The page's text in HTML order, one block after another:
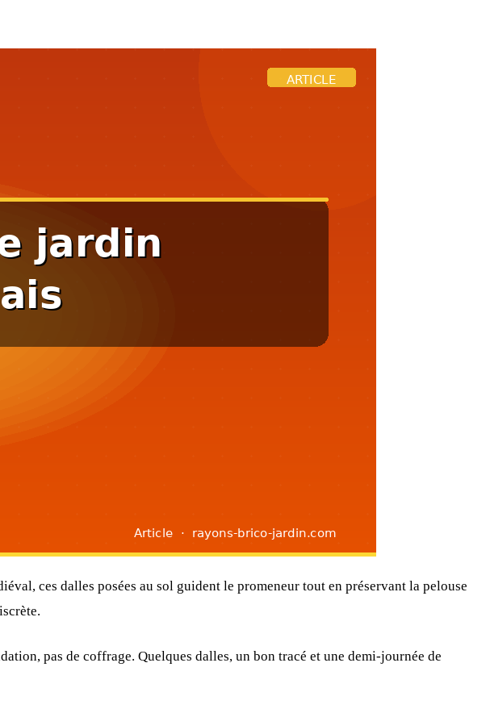
ces dalles posées au sol guident le promeneur tout en préservant la pelouse
pas de coffrage. Quelques dalles, un bon tracé et une demi-journée de